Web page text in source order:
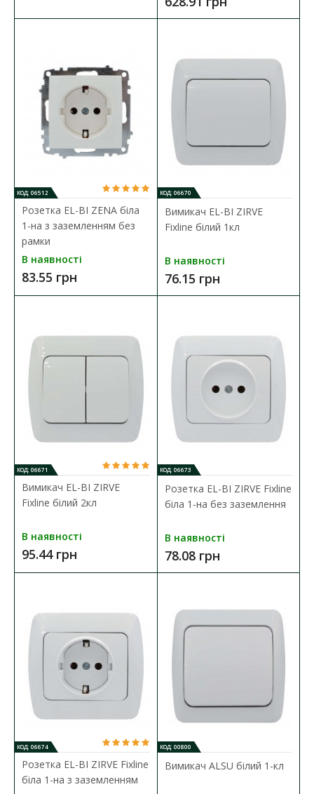
Розетка EL-BI VEGA білий мат 1-на з заземленням +
2USB (Type C+A) 2A
Наявність:
елегантний дизайн, надійний мате..
ДО КОШИКА
В закладки
Розетка EL-BI VEGA білий мат 1-на з заземленням +
2USB (Type C+A) 3A
Наявність: В наявності
КОД: 06512
Розетка EL-BI ZENA біла
1-на з заземленням без
рамки
В наявності
83.55 грн
КОД: 06670
Вимикач EL-BI ZIRVE
Fixline білий 1кл
В наявності
76.15 грн
КОД: 06671
Вимикач EL-BI ZIRVE
Fixline білий 2кл
В наявності
95.44 грн
КОД: 06673
Розетка EL-BI ZIRVE Fixline
біла 1-на без заземлення
В наявності
78.08 грн
КОД: 06674
Розетка EL-BI ZIRVE Fixline
біла 1-на з заземленням
КОД: 00800
Вимикач ALSU білий 1-кл